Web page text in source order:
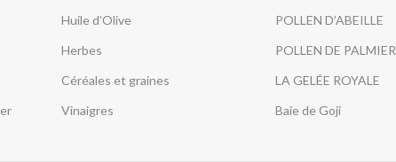
Huile d’Olive
Herbes
Céréales et graines
Vinaigres
POLLEN D’ABEILLE
POLLEN DE PALMIER
LA GELÉE ROYALE
Baie de Goji